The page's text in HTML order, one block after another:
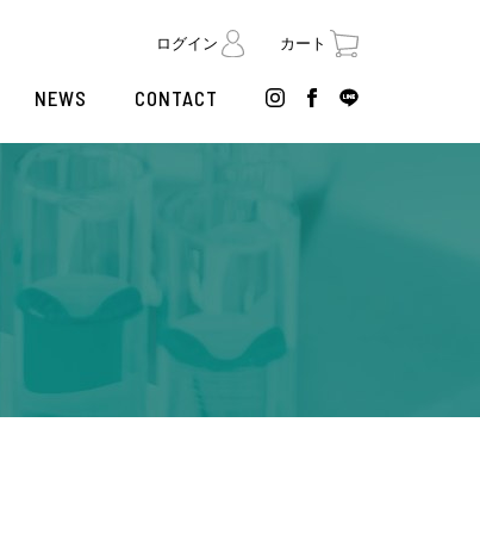
ログイン カート
NEWS CONTACT